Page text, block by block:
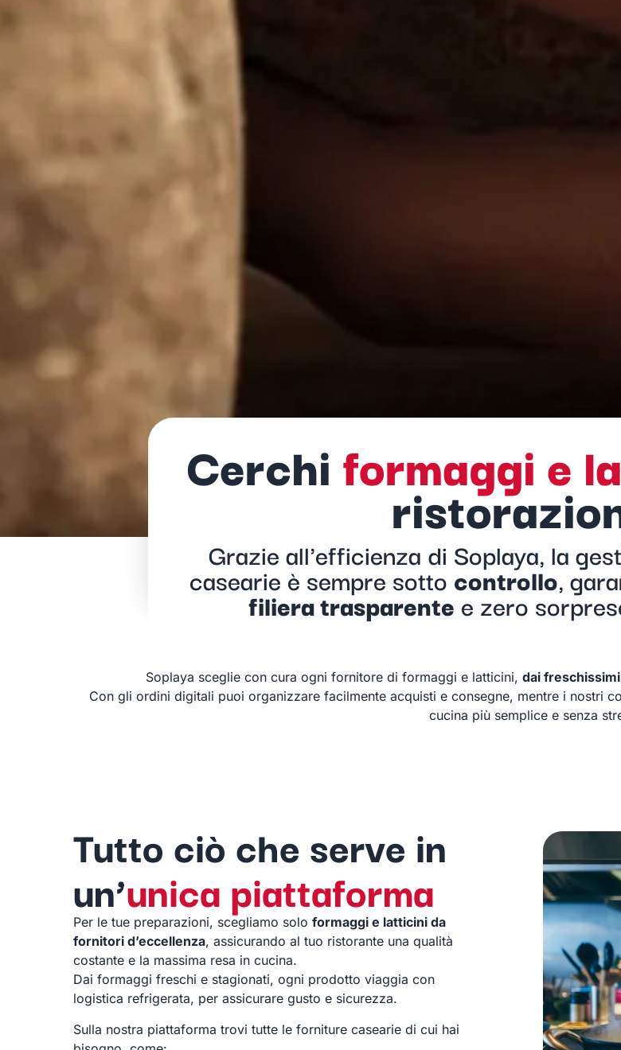
Cerchiformaggi e
Grazie all'efficienza di Soplaya, la
casearie è sempre sotto controllo,
filiera trasparente e zero
Soplaya sceglie con cura ogni fornitore di formaggi e latticini, dai
Con gli ordini digitali puoi organizzare facilmente acquisti e consegne, mentre i nostri
cucina più semplice e senza
Tutto ciò che serve in
un’unica piattaforma
Per le tue preparazioni, scegliamo solo formaggi e latticini da
fornitori d’eccellenza, assicurando al tuo ristorante una qualità
costante e la massima resa in cucina.
Dai formaggi freschi e stagionati, ogni prodotto viaggia con
logistica refrigerata, per assicurare gusto e sicurezza.
Sulla nostra piattaforma trovi tutte le forniture casearie di cui hai